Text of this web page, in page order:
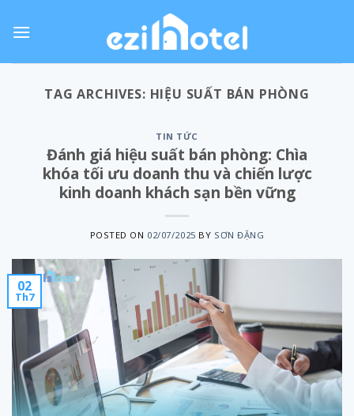
TAG ARCHIVES: HIỆU SUẤT BÁN PHÒNG
TIN TỨC
Đánh giá hiệu suất bán phòng: Chìa
khóa tối ưu doanh thu và chiến lược
kinh doanh khách sạn bền vững
POSTED ON 02/07/2025 BY SƠN ĐẶNG
02
Th7